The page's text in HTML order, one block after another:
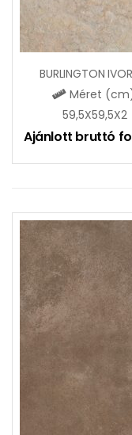
Méret
59,5X59,5X2